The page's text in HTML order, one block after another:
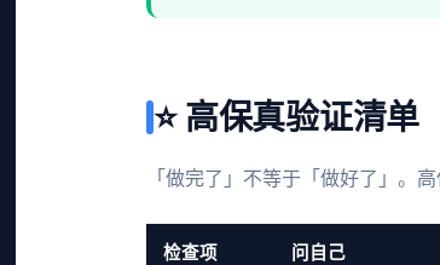
⭐ 高保真验证清单
「做完了」不等于「做好了」。
检查项 问自己